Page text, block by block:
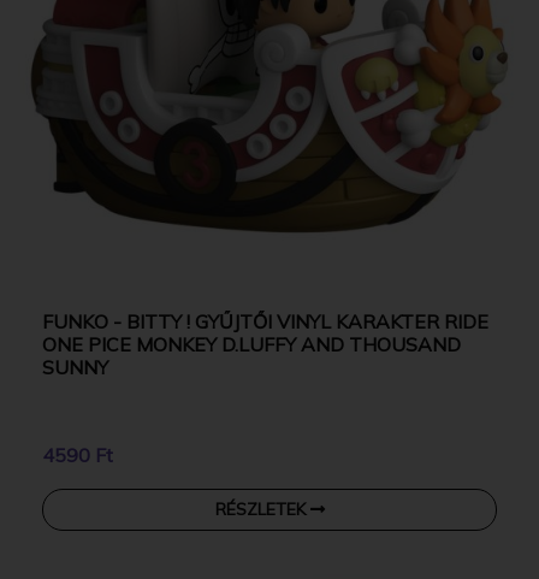
FUNKO - BITTY ! GYŰJTŐI VINYL KARAKTER RIDE
ONE PICE MONKEY D.LUFFY AND THOUSAND
SUNNY
4590 Ft
RÉSZLETEK